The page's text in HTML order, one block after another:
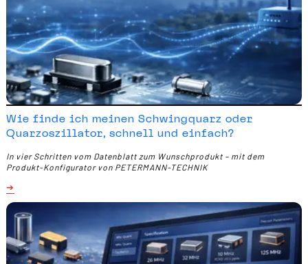
Wie finde ich meinen Schwingquarz oder
Quarzoszillator, schnell und einfach?
In vier Schritten vom Datenblatt zum Wunschprodukt – mit dem
Produkt-Konfigurator von PETERMANN-TECHNIK